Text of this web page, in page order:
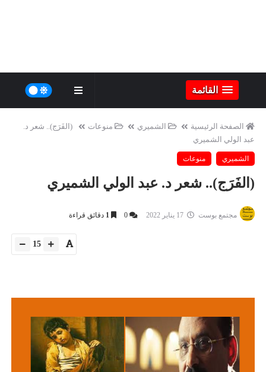
القائمة
الصفحة الرئيسية الشميري منوعات
(الفَرَج).. شعر د.
عبد الولي الشميري
الشميري منوعات
(الفَرَج).. شعر د. عبد الولي الشميري
مجتمع بوست 0
1 دقائق قراءة
15